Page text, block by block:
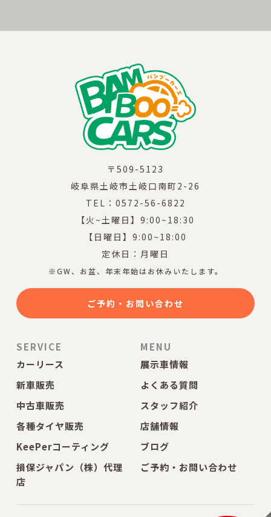
〒509-5123
岐阜県土岐市土岐口南町2-26
TEL：0572-56-6822
【火~土曜日】9:00~18:30
【日曜日】9:00~18:00
定休日：月曜日
※GW、お盆、年末年始はお休みいたします。
ご予約・お問い合わせ
SERVICE
カーリース
新車販売
中古車販売
各種タイヤ販売
KeePerコーティング
損保ジャパン（株）代理
店
MENU
展示車情報
よくある質問
スタッフ紹介
店舗情報
ブログ
ご予約・お問い合わせ